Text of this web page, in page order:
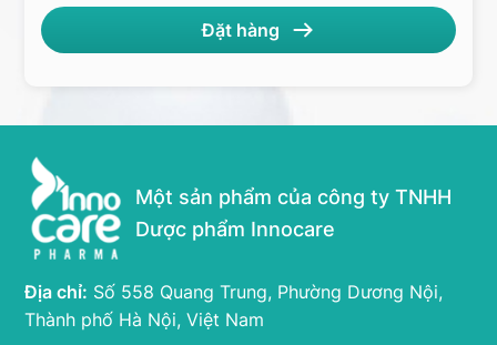
Một sản phẩm của công ty TNHH
Dược phẩm Innocare
Địa chỉ: Số 558 Quang Trung, Phường Dương Nội,
Thành phố Hà Nội, Việt Nam